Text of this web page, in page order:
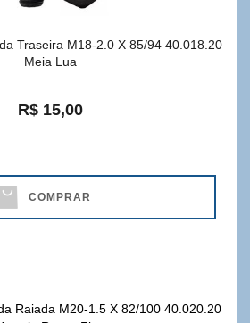
Traseira M18-2.0 X 85/94 40.018.20
Meia Lua
R$ 15,00
COMPRAR